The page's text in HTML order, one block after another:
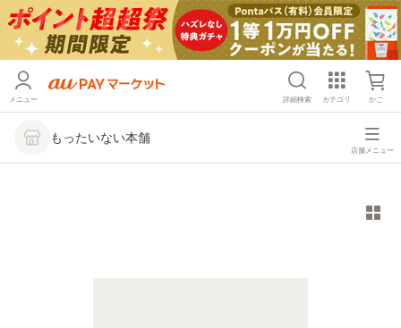
メニュー 詳細検索 カテゴリ かご
もったいない本舗
店舗メニュー